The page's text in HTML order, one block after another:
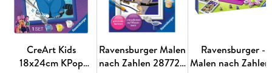
Das Malset enthält 8 kindgerechte Acrylfarben in
wiederverschließbaren und nummerierten Näpfchen, eine
stabile Maltafel im Format x 18, 00 cm, einen passenden
Rahmen und einen Pinsel. Die hochwertigen Acrylfarben
trocknen schnell, sind auf Wasserbasis, geruchsneutral und
CreArt Kids
18x24cm KPop
Ravensburger Malen
nach Zahlen 28772 -
Ravensburger -
Malen nach